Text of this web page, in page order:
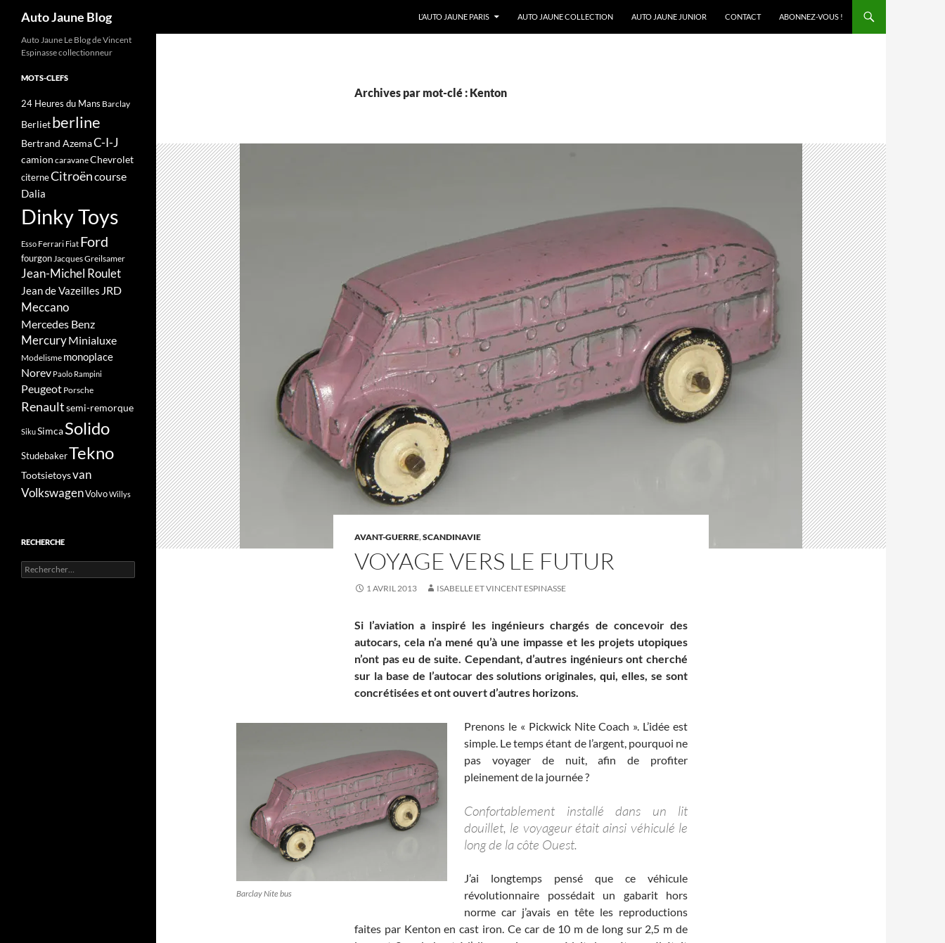
Auto Jaune Blog
L’AUTO JAUNE PARIS
AUTO JAUNE COLLECTION AUTO JAUNE JUNIOR CONTACT ABONNEZ-VOUS !
Archives par mot-clé : Kenton
AVANT-GUERRE,SCANDINAVIE
VOYAGE VERS LE FUTUR
1 AVRIL 2013 ISABELLE ET VINCENT ESPINASSE
Si l’aviation a inspiré les ingénieurs chargés de concevoir des
autocars, cela n’a mené qu’à une impasse et les projets utopiques
n’ont pas eu de suite. Cependant, d’autres ingénieurs ont cherché
sur la base de l’autocar des solutions originales, qui, elles, se sont
concrétisées et ont ouvert d’autres horizons.
Barclay Nite bus
Prenons le « Pickwick Nite Coach ». L’idée est
simple. Le temps étant de l’argent, pourquoi ne
pas voyager de nuit, afin de profiter
pleinement de la journée ?
Confortablement installé dans un lit
douillet, le voyageur était ainsi véhiculé le
long de la côte Ouest.
J’ai longtemps pensé que ce véhicule
révolutionnaire possédait un gabarit hors
norme car j’avais en tête les reproductions
faites par Kenton en cast iron. Ce car de 10 m de long sur 2,5 m de
Auto Jaune Le Blog de Vincent
Espinasse collectionneur
MOTS-CLEFS
24 Heures du Mans Barclay
Berlietberline
Bertrand AzemaC-I-J
camion caravaneChevrolet
citerneCitroëncourse
Dalia
Dinky Toys
Esso Ferrari Fiat Ford
fourgonJacques Greilsamer
Jean-Michel Roulet
Jean de Vazeilles JRD
Meccano
Mercedes Benz
MercuryMinialuxe
Modelisme monoplace
Norev Paolo Rampini
Peugeot Porsche
Renaultsemi-remorque
SikuSimcaSolido
StudebakerTekno
Tootsietoysvan
VolkswagenVolvoWillys
RECHERCHE
Rechercher :